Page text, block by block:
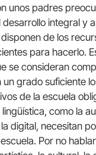
unos padres
integral y
de los
para hacerlo.
se consideran
grado suficiente
de la escuela
como la
digital, necesitan
Por no